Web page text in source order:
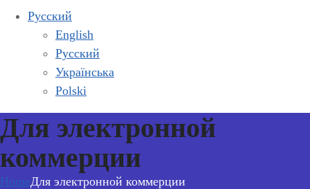
Русский
English
Русский
Українська
Polski
Для электронной
коммерции
HomeДля электронной коммерции